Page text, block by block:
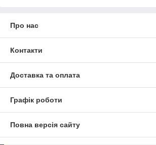
Про нас
Контакти
Доставка та оплата
Графік роботи
Повна версія сайту